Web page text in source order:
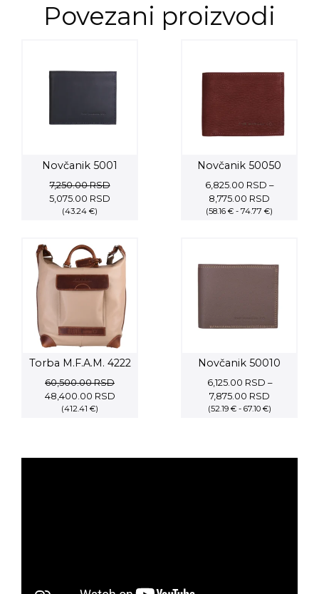
Povezani proizvodi
Novčanik 5001
7,250.00RSD
Original
price
5,075.00 RSD
(43.24 €)
Novčanik 50050
6,825.00 RSD –
8,775.00 RSD
range:
(58.16 € - 74.77 €)
Torba M.F.A.M. 4222
60,500.00RSD
Original
price
48,400.00 RSDCurrent
(412.41 €)
Novčanik 50010
6,125.00 RSD –
7,875.00 RSDPrice
range:
(52.19 € - 67.10 €)